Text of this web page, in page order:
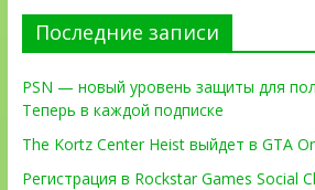
Последние записи
PSN — новый уровень защиты для
Теперь в каждой подписке
The Kortz Center Heist выйдет в GTA
Регистрация в Rockstar Games Social